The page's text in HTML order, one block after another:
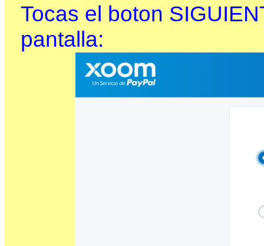
Tocas el boton
pantalla: